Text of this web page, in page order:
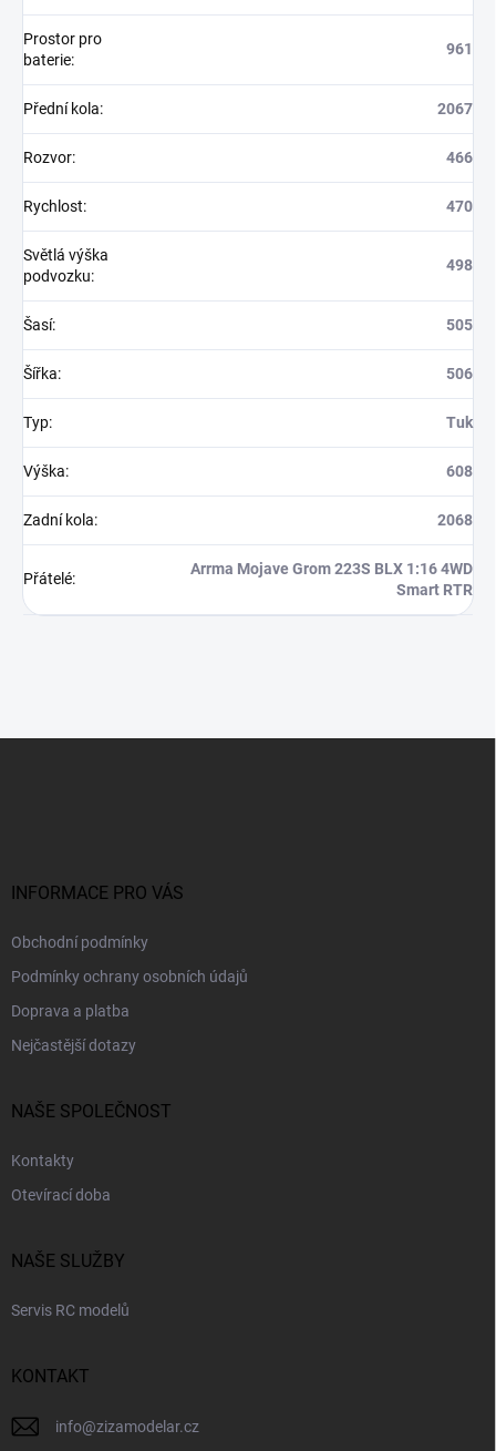
Prostor pro
baterie:
961
Přední kola: 2067
Rozvor: 466
Rychlost: 470
Světlá výška
podvozku:
498
Šasí: 505
Šířka: 506
Typ: Tuk
Výška: 608
Zadní kola: 2068
Přátelé:
Arrma Mojave Grom 223S BLX 1:16 4WD
Smart RTR
INFORMACE PRO VÁS
Obchodní podmínky
Podmínky ochrany osobních údajů
Doprava a platba
Nejčastější dotazy
NAŠE SPOLEČNOST
Kontakty
Otevírací doba
NAŠE SLUŽBY
Servis RC modelů
KONTAKT
info@zizamodelar.cz